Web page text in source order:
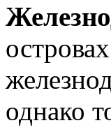
однако